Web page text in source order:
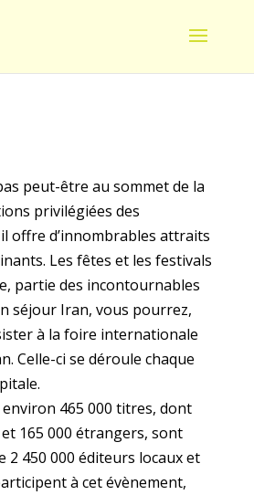
peut-être au sommet de la
privilégiées des
offre d’innombrables attraits
Les fêtes et les festivals
partie des incontournables
séjour Iran, vous pourrez,
à la foire internationale
Celle-ci se déroule chaque
environ 465 000 titres, dont
165 000 étrangers, sont
2 450 000 éditeurs locaux et
à cet évènement,